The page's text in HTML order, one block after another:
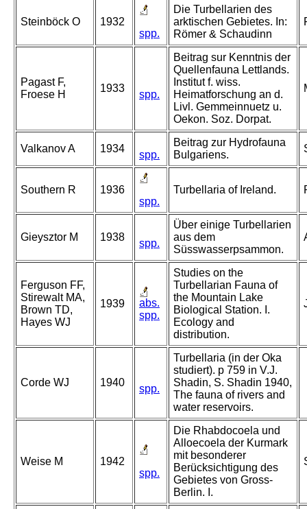
Steinböck O
1932
spp.
Die Turbellarien des
arktischen Gebietes. In:
Römer & Schaudinn
Pagast F,
Froese H
1933
spp.
Beitrag sur Kenntnis der
Quellenfauna Lettlands.
Institut f. wiss.
Heimatforschung an d.
Livl. Gemmeinnuetz u.
Oekon. Soz. Dorpat.
Valkanov A 1934
spp.
Beitrag zur Hydrofauna
Bulgariens.
Southern R
1936
spp.
Turbellaria of Ireland.
Gieysztor M 1938
spp.
Über einige Turbellarien
aus dem
Süsswasserpsammon.
Ferguson FF,
Stirewalt MA,
Brown TD,
Hayes WJ
1939
abs.
spp.
Studies on the
Turbellarian Fauna of
the Mountain Lake
Biological Station. I.
Ecology and
distribution.
Corde WJ 1940
spp.
Turbellaria (in der Oka
studiert). p 759 in V.J.
Shadin, S. Shadin 1940,
The fauna of rivers and
water reservoirs.
Weise M
1942
spp.
Die Rhabdocoela und
Alloecoela der Kurmark
mit besonderer
Berücksichtigung des
Gebietes von Gross-
Berlin. I.